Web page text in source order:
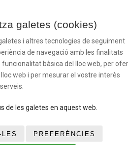
galetes (cookies)
i altres tecnologies de seguiment
de navegació amb les finalitats
bàsica del lloc web, per
web i per mesurar el vostre interès
de les galetes en aquest web.
PREFERÈNCIES